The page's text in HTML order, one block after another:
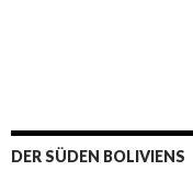
DER SÜDEN BOLIVIENS